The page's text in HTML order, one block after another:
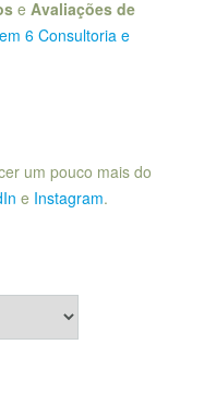
e Avaliações de
6 Consultoria e
um pouco mais do
e Instagram.